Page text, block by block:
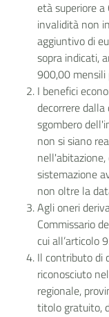
età superiore
invalidità non
aggiuntivo di
sopra indicati,
900,00 mensili
I benefici
decorrere
sgombero
non si siano
sistemazione
non oltre la
Agli oneri
Commissario
cui all’articolo
Il contributo di
riconosciuto
regionale,
titolo gratuito,